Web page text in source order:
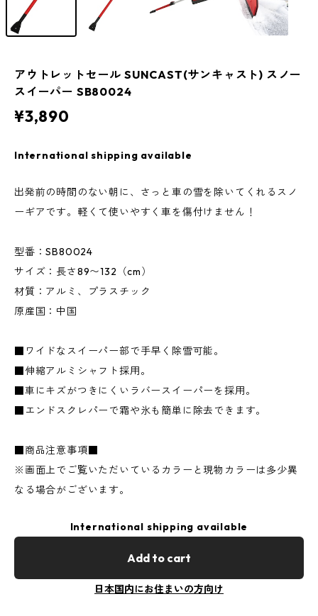
アウトレットセール SUNCAST(サンキャスト) スノー
スイーパー SB80024
¥3,890
International shipping available
出発前の時間のない朝に、さっと車の雪を除いてくれるスノ
ーギアです。軽くて使いやすく車を傷付けません！
型番：SB80024
サイズ：長さ89〜132（cm）
材質：アルミ、プラスチック
原産国：中国
■ワイドなスイーパー部で手早く除雪可能。
■伸縮アルミシャフト採用。
■車にキズがつきにくいラバースイーパーを採用。
■エンドスクレパーで霜や氷も簡単に除去できます。
■商品注意事項■
※画面上でご覧いただいているカラーと現物カラーは多少異
なる場合がございます。
International shipping available
Add to cart
日本国内にお住まいの方向け